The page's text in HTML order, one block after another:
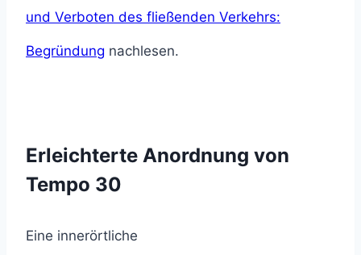
und Verboten des fließenden Verkehrs:
Begründung nachlesen.
Erleichterte Anordnung von
Tempo 30
Eine innerörtliche